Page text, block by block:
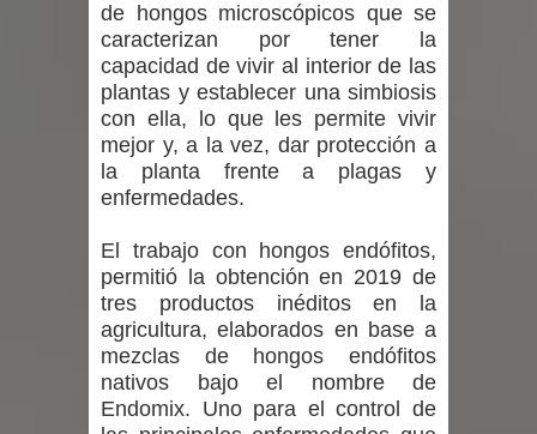
Dos internos intentaron escapar por
un forado desde la cárcel de Talca
de hongos microscópicos que se
caracterizan por tener la
capacidad de vivir al interior de las
plantas y establecer una simbiosis
con ella, lo que les permite vivir
mejor y, a la vez, dar protección a
la planta frente a plagas y
enfermedades.
El trabajo con hongos endófitos,
permitió la obtención en 2019 de
tres productos inéditos en la
agricultura, elaborados en base a
mezclas de hongos endófitos
nativos bajo el nombre de
Endomix. Uno para el control de